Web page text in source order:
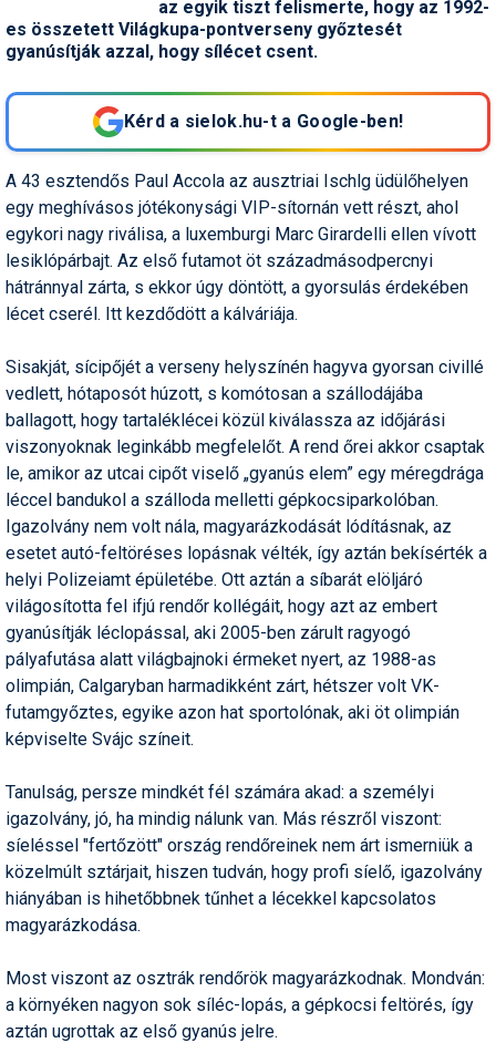
Az idei nyár újdonságai
Chopokon és a Magas-
Tátrában
Hóvihar: több méter friss
hó Chilében és
Argentínában
Kranjska Gora: végre
átadták a négyüléses
felvonót
Kreischberg: kezdődhet az
új Rosenkranz-lift építése
Megnyitott a Riders Park
Filmajánló
Freestyle
Hasznos tanácsok
Havazin
Hírek
Hójelentés
Hószán
Hótalp
Humor
Hütte
Ingatlan
Interjúk
Játékok
Kerékpár
Korcsolya
Könyvajánló
Magazinok
Munkavállalás
Pályázatok
Snowboard
Telemark
Videóajánlás
Válogatás
Pályaszállások Összes ország
Nyári ajánlatok Összes ország
Sítáborok oktatással
Utazási irodák
Cikkek a síoktatásról
Snowboardoktatók
Sífutásoktatók
Nagykereskedések
Sífutóüzletek
Túrasíüzletek
Akciók
Termékkereső
Autófelszerelés
Korcsolya
Egyéb termékek
Új termékek
Egyéb téli sportok
Versenyek, versenyzők
Síelős filmek, videók,
Túrasí és Sífutás
Síelést kiegészítő sportok:
bringa, szörf, stb.
Minden egyéb síeléshez
A honlappal kapcsolatos
kérdések és válaszok
Kötetlen beszélgetések
Belépés Regisztráció
⬇ Telepítsd alkalmazásként a sielok.hu-t
az egyik tiszt felismerte, hogy az 1992-
es összetett Világkupa-pontverseny győztesét
gyanúsítják azzal, hogy sílécet csent.
Kérd a sielok.hu-t a Google-ben!
A 43 esztendős Paul Accola az ausztriai Ischlg üdülőhelyen
egy meghívásos jótékonysági VIP-sítornán vett részt, ahol
egykori nagy riválisa, a luxemburgi Marc Girardelli ellen vívott
lesiklópárbajt. Az első futamot öt századmásodpercnyi
hátránnyal zárta, s ekkor úgy döntött, a gyorsulás érdekében
lécet cserél. Itt kezdődött a kálváriája.
Sisakját, sícipőjét a verseny helyszínén hagyva gyorsan civillé
vedlett, hótaposót húzott, s komótosan a szállodájába
ballagott, hogy tartaléklécei közül kiválassza az időjárási
viszonyoknak leginkább megfelelőt. A rend őrei akkor csaptak
le, amikor az utcai cipőt viselő „gyanús elem” egy méregdrága
léccel bandukol a szálloda melletti gépkocsiparkolóban.
Igazolvány nem volt nála, magyarázkodását lódításnak, az
esetet autó-feltöréses lopásnak vélték, így aztán bekísérték a
helyi Polizeiamt épületébe. Ott aztán a síbarát elöljáró
világosította fel ifjú rendőr kollégáit, hogy azt az embert
gyanúsítják léclopással, aki 2005-ben zárult ragyogó
pályafutása alatt világbajnoki érmeket nyert, az 1988-as
olimpián, Calgaryban harmadikként zárt, hétszer volt VK-
futamgyőztes, egyike azon hat sportolónak, aki öt olimpián
képviselte Svájc színeit.
Tanulság, persze mindkét fél számára akad: a személyi
igazolvány, jó, ha mindig nálunk van. Más részről viszont:
síeléssel "fertőzött" ország rendőreinek nem árt ismerniük a
közelmúlt sztárjait, hiszen tudván, hogy profi síelő, igazolvány
hiányában is hihetőbbnek tűnhet a lécekkel kapcsolatos
magyarázkodása.
Most viszont az osztrák rendőrök magyarázkodnak. Mondván:
a környéken nagyon sok síléc-lopás, a gépkocsi feltörés, így
aztán ugrottak az első gyanús jelre.